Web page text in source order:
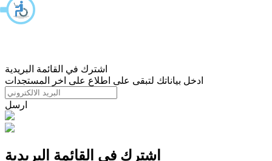
اشترك في القائمة البريدية
ادخل بياناتك لتبقى على اطلاع على اخر المستجدات
ارسل
اشترك في القائمة البريدية